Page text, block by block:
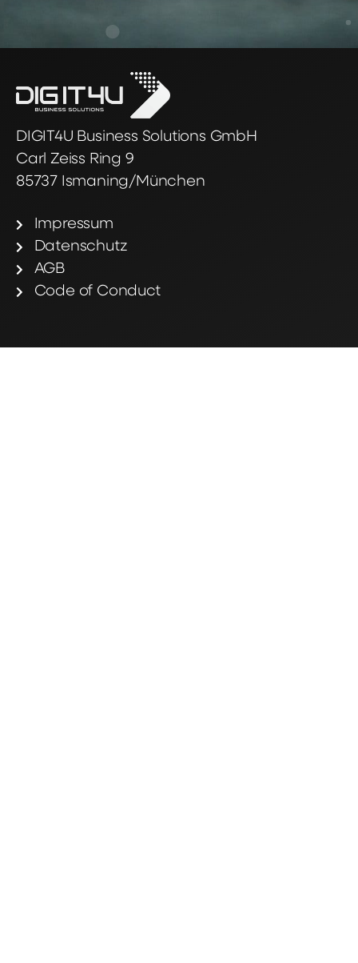
DIGIT4U Business Solutions GmbH
Carl Zeiss Ring 9
85737 Ismaning/München
Impressum
Datenschutz
AGB
Code of Conduct